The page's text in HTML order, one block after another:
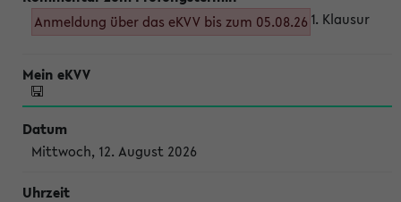
Anmeldung über das eKVV bis zum 05.08.26 1. Klausur
Mittwoch, 12. August 2026